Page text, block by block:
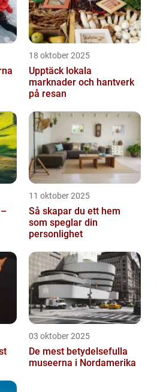
18 oktober 2025
Upptäck lokala
marknader och hantverk
på resan
11 oktober 2025
Så skapar du ett hem
som speglar din
personlighet
03 oktober 2025
De mest betydelsefulla
museerna i Nordamerika